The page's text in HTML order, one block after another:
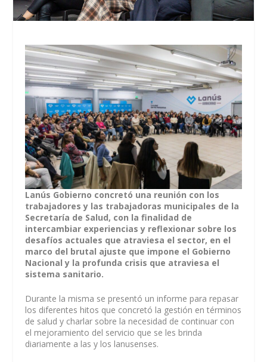
Lanús Gobierno concretó una reunión con los
trabajadores y las trabajadoras municipales de la
Secretaría de Salud, con la finalidad de
intercambiar experiencias y reflexionar sobre los
desafíos actuales que atraviesa el sector, en el
marco del brutal ajuste que impone el Gobierno
Nacional y la profunda crisis que atraviesa el
sistema sanitario.
Durante la misma se presentó un informe para repasar
los diferentes hitos que concretó la gestión en términos
de salud y charlar sobre la necesidad de continuar con
el mejoramiento del servicio que se les brinda
diariamente a las y los lanusenses.